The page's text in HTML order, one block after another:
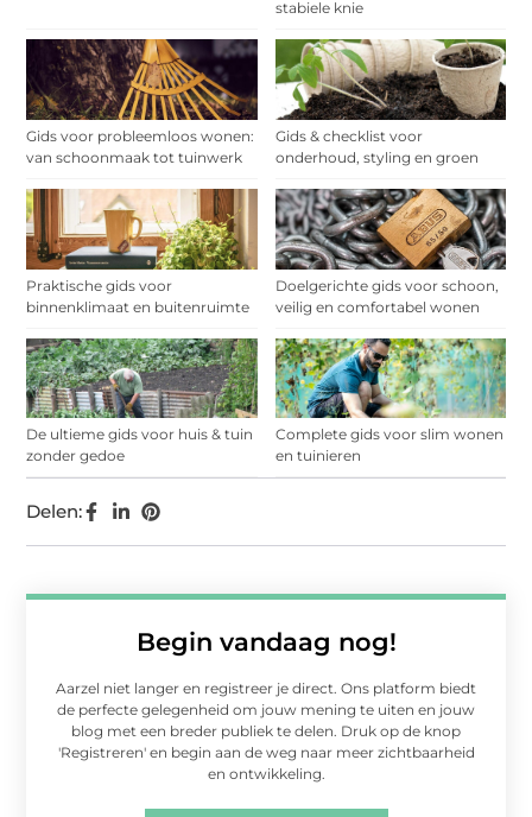
stabiele knie
Gids voor probleemloos wonen:
van schoonmaak tot tuinwerk
Gids & checklist voor
onderhoud, styling en groen
Praktische gids voor
binnenklimaat en buitenruimte
Doelgerichte gids voor schoon,
veilig en comfortabel wonen
De ultieme gids voor huis & tuin
zonder gedoe
Complete gids voor slim wonen
en tuinieren
Begin vandaag nog!
Aarzel niet langer en registreer je direct. Ons platform biedt
de perfecte gelegenheid om jouw mening te uiten en jouw
blog met een breder publiek te delen. Druk op de knop
'Registreren' en begin aan de weg naar meer zichtbaarheid
en ontwikkeling.
Delen: